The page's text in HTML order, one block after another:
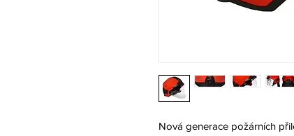
Nová generace požárních